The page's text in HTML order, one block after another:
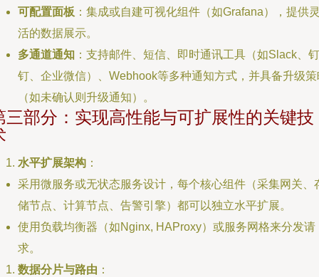
可配置面板 ：集成或自建可视化组件（如Grafana），提供
活的数据展示。
多通道通知 ：支持邮件、短信、即时通讯工具（如Slack、钉
钉、企业微信）、Webhook等多种通知方式，并具备升级策
（如未确认则升级通知）。
三部分：实现高性能与可扩展性的关键技
水平扩展架构 ：
采用微服务或无状态服务设计，每个核心组件（采集网关、
储节点、计算节点、告警引擎）都可以独立水平扩展。
使用负载均衡器（如Nginx, HAProxy）或服务网格来分发请
求。
数据分片与路由 ：